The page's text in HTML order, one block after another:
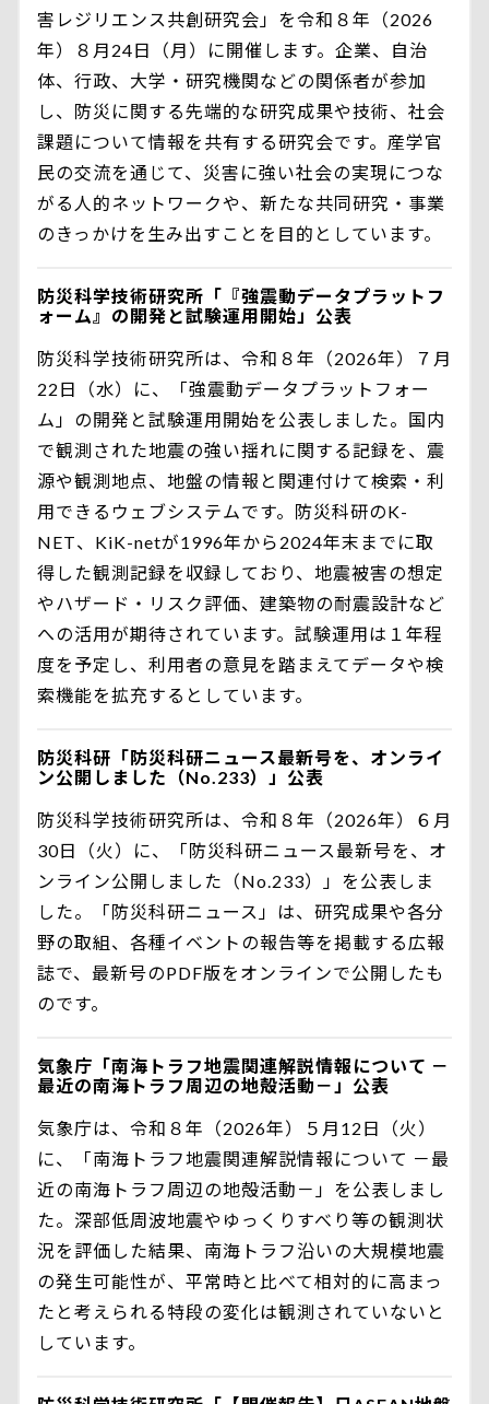
害レジリエンス共創研究会」を令和８年（2026
年）８月24日（月）に開催します。企業、自治
体、行政、大学・研究機関などの関係者が参加
し、防災に関する先端的な研究成果や技術、社会
課題について情報を共有する研究会です。産学官
民の交流を通じて、災害に強い社会の実現につな
がる人的ネットワークや、新たな共同研究・事業
のきっかけを生み出すことを目的としています。
防災科学技術研究所「『強震動データプラットフ
ォーム』の開発と試験運用開始」公表
防災科学技術研究所は、令和８年（2026年）７月
22日（水）に、「強震動データプラットフォー
ム」の開発と試験運用開始を公表しました。国内
で観測された地震の強い揺れに関する記録を、震
源や観測地点、地盤の情報と関連付けて検索・利
用できるウェブシステムです。防災科研のK-
NET、KiK-netが1996年から2024年末までに取
得した観測記録を収録しており、地震被害の想定
やハザード・リスク評価、建築物の耐震設計など
への活用が期待されています。試験運用は１年程
度を予定し、利用者の意見を踏まえてデータや検
索機能を拡充するとしています。
防災科研「防災科研ニュース最新号を、オンライ
ン公開しました（No.233）」公表
防災科学技術研究所は、令和８年（2026年）６月
30日（火）に、「防災科研ニュース最新号を、オ
ンライン公開しました（No.233）」を公表しま
した。「防災科研ニュース」は、研究成果や各分
野の取組、各種イベントの報告等を掲載する広報
誌で、最新号のPDF版をオンラインで公開したも
のです。
気象庁「南海トラフ地震関連解説情報について －
最近の南海トラフ周辺の地殻活動－」公表
気象庁は、令和８年（2026年）５月12日（火）
に、「南海トラフ地震関連解説情報について －最
近の南海トラフ周辺の地殻活動－」を公表しまし
た。深部低周波地震やゆっくりすべり等の観測状
況を評価した結果、南海トラフ沿いの大規模地震
の発生可能性が、平常時と比べて相対的に高まっ
たと考えられる特段の変化は観測されていないと
しています。